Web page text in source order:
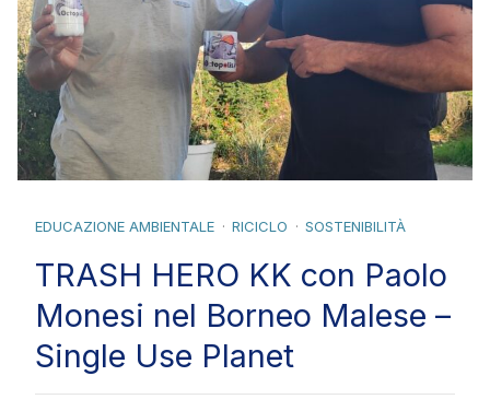
EDUCAZIONE AMBIENTALE RICICLO SOSTENIBILITÀ
TRASH HERO KK con Paolo
Monesi nel Borneo Malese –
Single Use Planet